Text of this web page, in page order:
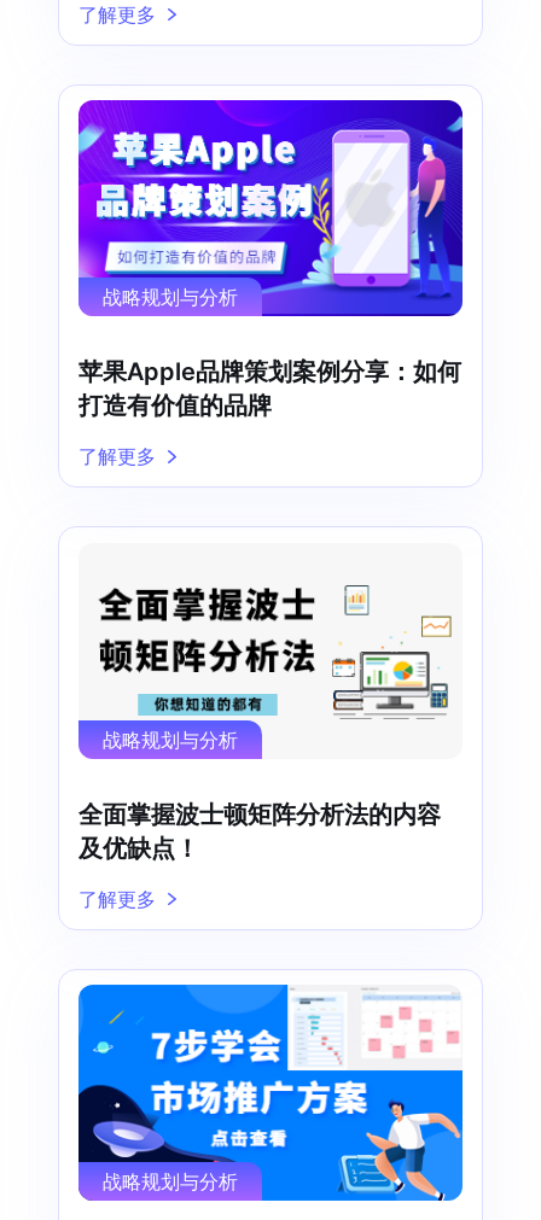
了解更多
战略规划与分析
苹果Apple品牌策划案例分享：如何
打造有价值的品牌
了解更多
战略规划与分析
全面掌握波士顿矩阵分析法的内容
及优缺点！
了解更多
战略规划与分析